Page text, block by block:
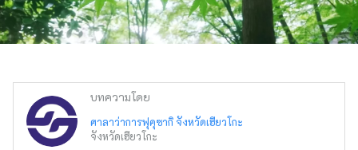
บทความโดย
ศาลาว่าการฟุคุซากิ จังหวัดเฮียวโกะ
จังหวัดเฮียวโกะ